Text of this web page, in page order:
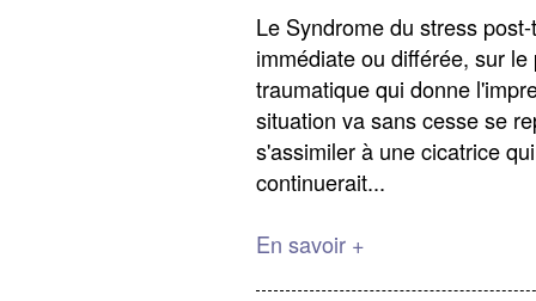
Le Syndrome du stress
immédiate ou différée, sur
traumatique qui donne
situation va sans cesse se
s'assimiler à une cicatrice
continuerait...
En savoir +